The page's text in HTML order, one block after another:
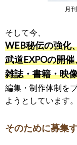
月
そして今、
WEB秘伝の強化
武道EXPOの開催
雑誌・書籍・映
編集・制作体制を
ようとしています。
そのために募集